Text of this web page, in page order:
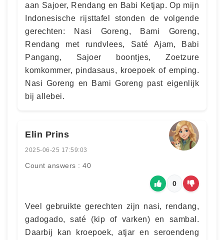
aan Sajoer, Rendang en Babi Ketjap. Op mijn
Indonesische rijsttafel stonden de volgende
gerechten: Nasi Goreng, Bami Goreng,
Rendang met rundvlees, Saté Ajam, Babi
Pangang, Sajoer boontjes, Zoetzure
komkommer, pindasaus, kroepoek of emping.
Nasi Goreng en Bami Goreng past eigenlijk
bij allebei.
Elin Prins
2025-06-25 17:59:03
Count answers : 40
0
Veel gebruikte gerechten zijn nasi, rendang,
gadogado, saté (kip of varken) en sambal.
Daarbij kan kroepoek, atjar en seroendeng